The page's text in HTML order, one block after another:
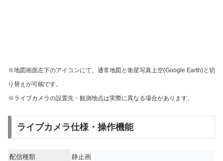
※地図画面左下のアイコンにて、通常地図と衛星写真上空(Google Earth)と切
り替えが可能です。
※ライブカメラの設置先・観測地点は実際に異なる場合があります。
ライブカメラ仕様・操作機能
配信種類
静止画